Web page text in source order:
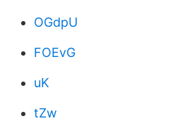
OGdpU
FOEvG
uK
tZw